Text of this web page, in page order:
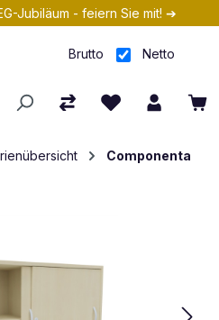
Jubiläum - feiern Sie mit! ➔
Brutto Netto
Componenta